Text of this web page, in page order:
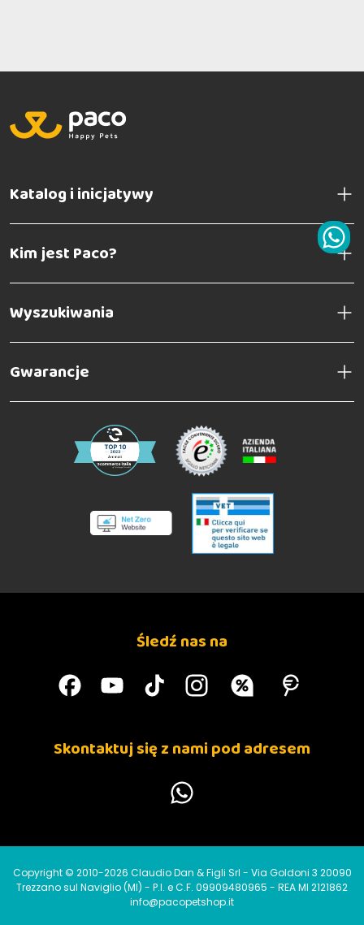
Katalog i inicjatywy
Kim jest Paco?
Wyszukiwania
Gwarancje
Śledź nas na
Skontaktuj się z nami pod adresem
Copyright © 2010-2026 Claudio Dan & Figli Srl - Via Goldoni 3 20090
Trezzano sul Naviglio (MI) - P.I. e C.F. 09909480965 - REA MI 2121862
info@pacopetshop.it